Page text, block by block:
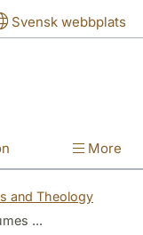
Svensk webbplats
More
and Theology
...